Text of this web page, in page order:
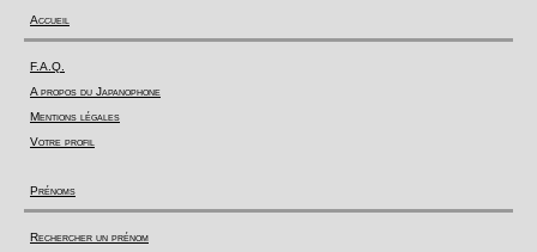
Accueil
F.A.Q.
A propos du Japanophone
Mentions légales
Votre profil
Prénoms
Rechercher un prénom